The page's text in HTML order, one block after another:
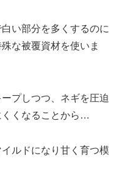
い部分を多くするのに
な被覆資材を使いま
プしつつ、ネギを圧迫
くくなることから…
ルドになり甘く育つ模